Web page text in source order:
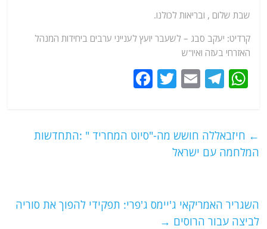
שבת שלום , ובריאות לכולנו.
קרדיט: יעקב סבג – לשעבר יועץ לענייני ערבים ביחידות המנהל
האזרחי בעזה ואיו"ש
W
s
A
T
g
ra
E
l
T
er
e
k
← חיזבאללה חושש מה-"סיוט המחריד " :התחדשות
המלחמה עם ישראל
השגריר האמריקאי ג'יימס ג'פרי: תפקידי להפוך את סוריה
לביצה עבור הרוסים →